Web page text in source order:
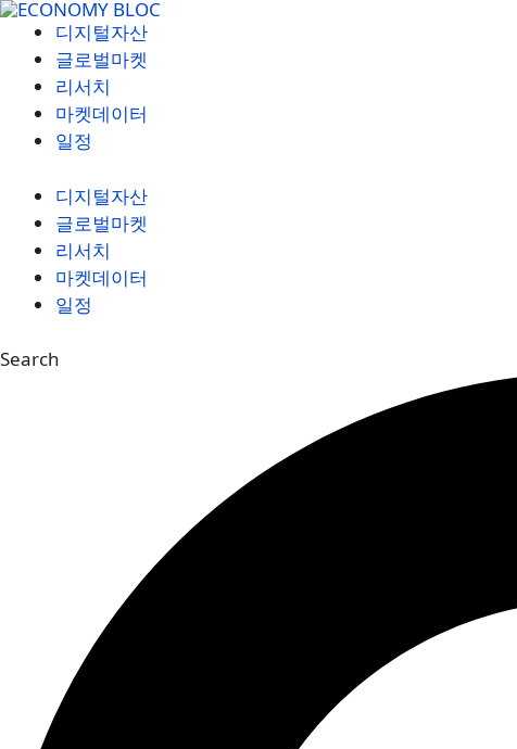
컨
디지털자산
글로벌마켓
리서치
마켓데이터
일정
디지털자산
글로벌마켓
리서치
마켓데이터
일정
Search